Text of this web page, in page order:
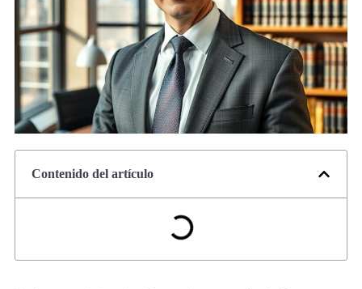
Contenido del artículo